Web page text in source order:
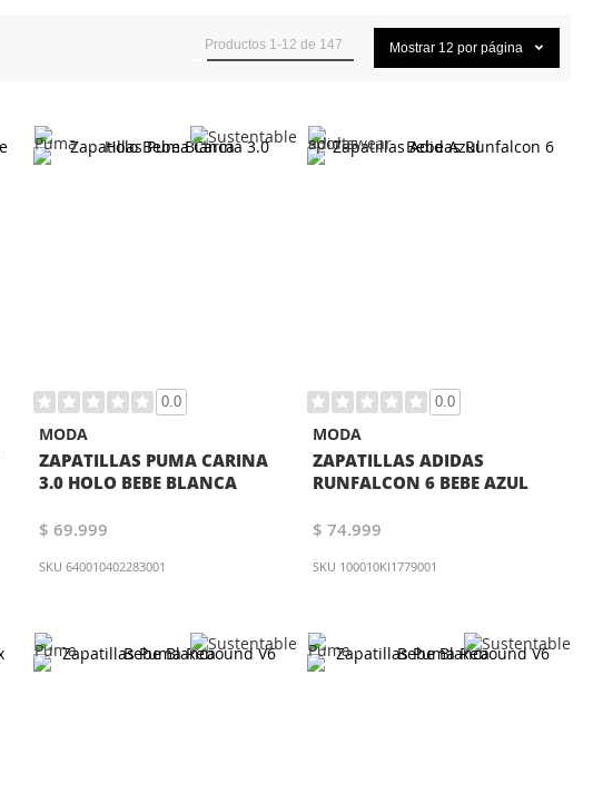
Productos 1 -12 de 147 Mostrar 12 por página
0.0
MODA
ZAPATILLAS PUMA CARINA
3.0 HOLO BEBE BLANCA
$ 69.999
SKU 640010402283001
0.0
MODA
ZAPATILLAS ADIDAS
RUNFALCON 6 BEBE AZUL
$ 74.999
SKU 100010KI1779001